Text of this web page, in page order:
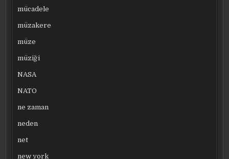
mücadele
müzakere
müze
müziği
NASA
NATO
ne zaman
neden
net
new york